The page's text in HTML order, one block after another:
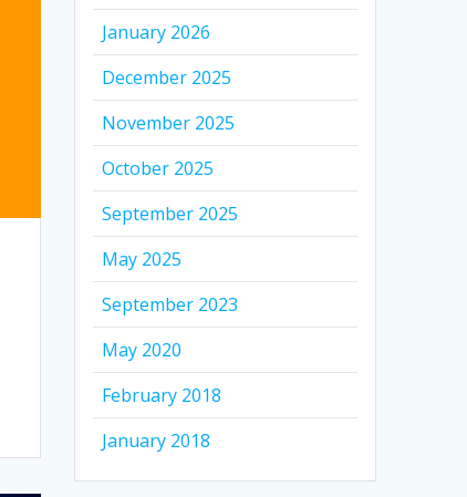
January 2026
December 2025
November 2025
October 2025
September 2025
May 2025
September 2023
May 2020
February 2018
January 2018